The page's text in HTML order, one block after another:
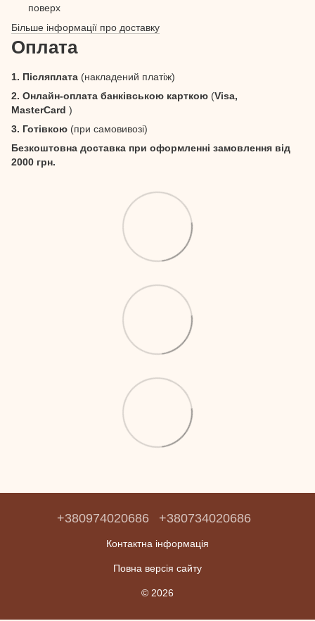
поверх
Більше інформації про доставку
Оплата
1. Післяплата (накладений платіж)
2. Онлайн-оплата банківською карткою (Visa,
MasterCard )
3. Готівкою (при самовивозі)
Безкоштовна доставка при оформленні замовлення від
2000 грн.
+380974020686 +380734020686
Контактна інформація
Повна версія сайту
© 2026